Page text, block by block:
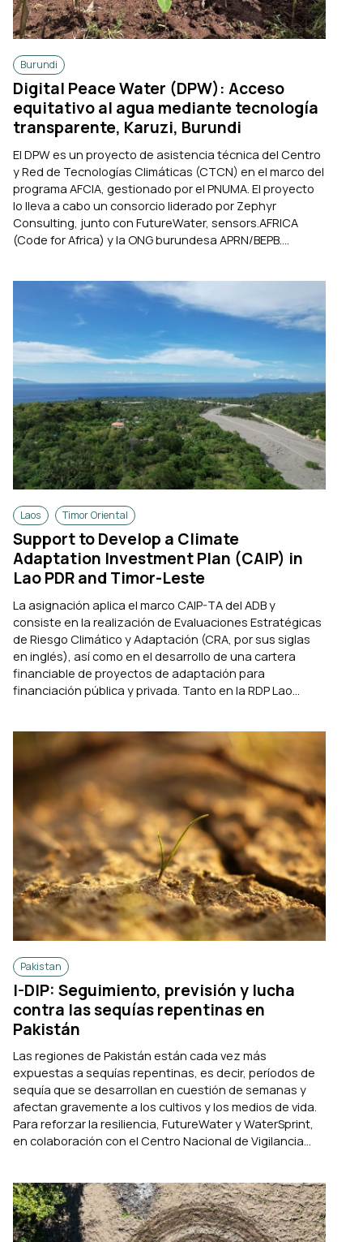
Burundi
Digital Peace Water (DPW): Acceso
equitativo al agua mediante tecnología
transparente, Karuzi, Burundi
El DPW es un proyecto de asistencia técnica del Centro
y Red de Tecnologías Climáticas (CTCN) en el marco del
programa AFCIA, gestionado por el PNUMA. El proyecto
lo lleva a cabo un consorcio liderado por Zephyr
Consulting, junto con FutureWater, sensors.AFRICA
(Code for Africa) y la ONG burundesa APRN/BEPB....
Laos Timor Oriental
Support to Develop a Climate
Adaptation Investment Plan (CAIP) in
Lao PDR and Timor-Leste
La asignación aplica el marco CAIP-TA del ADB y
consiste en la realización de Evaluaciones Estratégicas
de Riesgo Climático y Adaptación (CRA, por sus siglas
en inglés), así como en el desarrollo de una cartera
financiable de proyectos de adaptación para
financiación pública y privada. Tanto en la RDP Lao...
Pakistan
I-DIP: Seguimiento, previsión y lucha
contra las sequías repentinas en
Pakistán
Las regiones de Pakistán están cada vez más
expuestas a sequías repentinas, es decir, períodos de
sequía que se desarrollan en cuestión de semanas y
afectan gravemente a los cultivos y los medios de vida.
Para reforzar la resiliencia, FutureWater y WaterSprint,
en colaboración con el Centro Nacional de Vigilancia...